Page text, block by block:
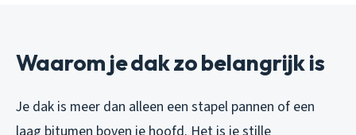
Waarom je dak zo belangrijk is
Je dak is meer dan alleen een stapel pannen of een